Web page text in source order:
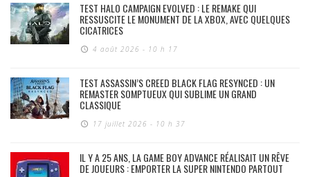
TEST HALO CAMPAIGN EVOLVED : LE REMAKE QUI
RESSUSCITE LE MONUMENT DE LA XBOX, AVEC QUELQUES
CICATRICES
4 août 2026 - 10 h 17
TEST ASSASSIN’S CREED BLACK FLAG RESYNCED : UN
REMASTER SOMPTUEUX QUI SUBLIME UN GRAND
CLASSIQUE
17 juillet 2026 - 10 h 37
IL Y A 25 ANS, LA GAME BOY ADVANCE RÉALISAIT UN RÊVE
DE JOUEURS : EMPORTER LA SUPER NINTENDO PARTOUT